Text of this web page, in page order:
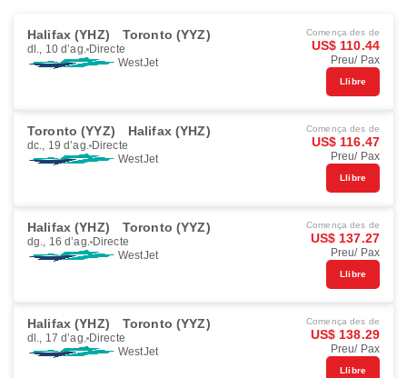
Halifax (YHZ) Toronto (YYZ)
dl., 10 d’ag. Directe
WestJet
Comença des de
US$ 110.44
Preu/ Pax
Llibre
Toronto (YYZ) Halifax (YHZ)
dc., 19 d’ag. Directe
WestJet
Comença des de
US$ 116.47
Preu/ Pax
Llibre
Halifax (YHZ) Toronto (YYZ)
dg., 16 d’ag. Directe
WestJet
Comença des de
US$ 137.27
Preu/ Pax
Llibre
Halifax (YHZ) Toronto (YYZ)
dl., 17 d’ag. Directe
WestJet
Comença des de
US$ 138.29
Preu/ Pax
Llibre